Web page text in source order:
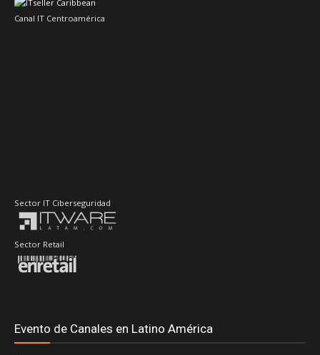
Canal IT Centroamérica
Sector IT Ciberseguridad
Sector Retail
Evento de Canales en Latino América